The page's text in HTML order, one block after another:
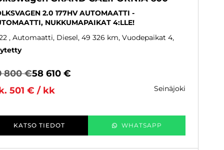
2.0 177HV AUTOMAATTI -
NUKKUMAPAIKAT 4:LLE!
, Automaatti, Diesel, 49 326 km, Vuodepaikat 4
800 €58 610 €
501 € / kk
seinäjoki
KATSO TIEDOT WHATSAPP